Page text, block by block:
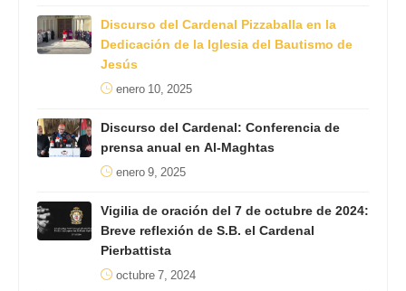
Discurso del Cardenal Pizzaballa en la
Dedicación de la Iglesia del Bautismo de
Jesús
enero 10, 2025
Discurso del Cardenal: Conferencia de
prensa anual en Al-Maghtas
enero 9, 2025
Vigilia de oración del 7 de octubre de 2024:
Breve reflexión de S.B. el Cardenal
Pierbattista
octubre 7, 2024